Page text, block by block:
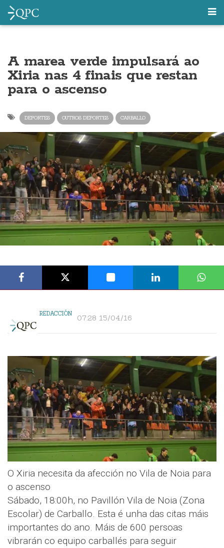
A marea verde impulsará ao
Xiria nas 4 finais que restan
para o ascenso
DEPORTES OUTROS DEPORTES CARBALLO
REDACCIÓN 07:28 15/04/16
O Xiria necesita da afección no Vila de Noia para
o ascenso
Sábado, 18:00h, no Pavillón Vila de Noia (Zona
Escolar) de Carballo. Esta é unha das citas máis
importantes do ano. Máis de 600 persoas
vibrarán co equipo carballés para seguir